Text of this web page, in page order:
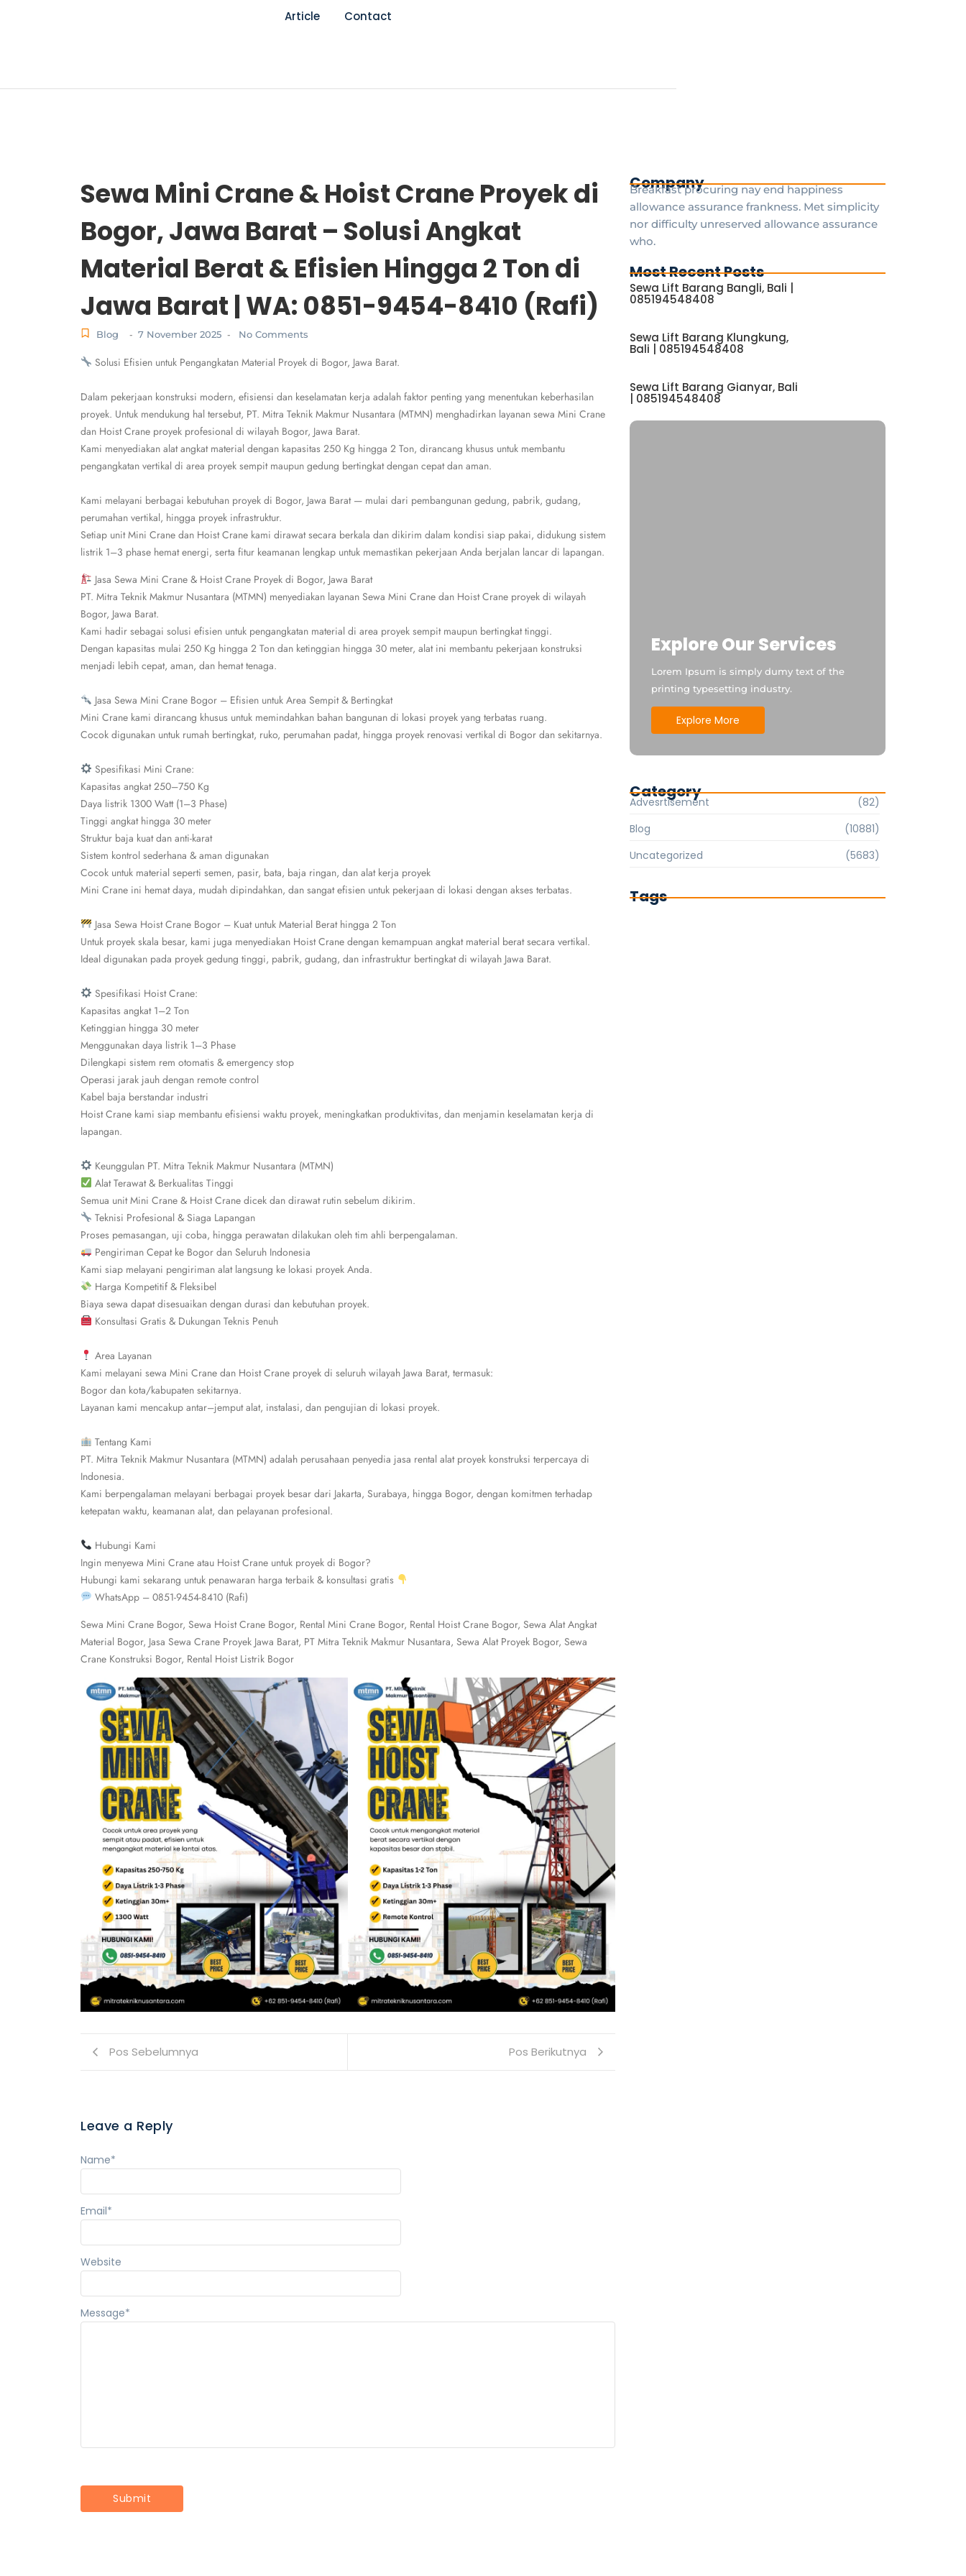
Article Contact
Sewa Mini Crane & Hoist Crane Proyek di
Bogor, Jawa Barat – Solusi Angkat
Material Berat & Efisien Hingga 2 Ton di
Jawa Barat | WA: 0851-9454-8410 (Rafi)
Blog - 7 November 2025 - No Comments
Solusi Efisien untuk Pengangkatan Material Proyek di Bogor, Jawa Barat.
Dalam pekerjaan konstruksi modern, efisiensi dan keselamatan kerja adalah faktor penting yang menentukan keberhasilan
proyek. Untuk mendukung hal tersebut, PT. Mitra Teknik Makmur Nusantara (MTMN) menghadirkan layanan sewa Mini Crane
dan Hoist Crane proyek profesional di wilayah Bogor, Jawa Barat.
Kami menyediakan alat angkat material dengan kapasitas 250 Kg hingga 2 Ton, dirancang khusus untuk membantu
pengangkatan vertikal di area proyek sempit maupun gedung bertingkat dengan cepat dan aman.
Kami melayani berbagai kebutuhan proyek di Bogor, Jawa Barat — mulai dari pembangunan gedung, pabrik, gudang,
perumahan vertikal, hingga proyek infrastruktur.
Setiap unit Mini Crane dan Hoist Crane kami dirawat secara berkala dan dikirim dalam kondisi siap pakai, didukung sistem
listrik 1–3 phase hemat energi, serta fitur keamanan lengkap untuk memastikan pekerjaan Anda berjalan lancar di lapangan.
Jasa Sewa Mini Crane & Hoist Crane Proyek di Bogor, Jawa Barat
PT. Mitra Teknik Makmur Nusantara (MTMN) menyediakan layanan Sewa Mini Crane dan Hoist Crane proyek di wilayah
Bogor, Jawa Barat.
Kami hadir sebagai solusi efisien untuk pengangkatan material di area proyek sempit maupun bertingkat tinggi.
Dengan kapasitas mulai 250 Kg hingga 2 Ton dan ketinggian hingga 30 meter, alat ini membantu pekerjaan konstruksi
menjadi lebih cepat, aman, dan hemat tenaga.
Jasa Sewa Mini Crane Bogor – Efisien untuk Area Sempit & Bertingkat
Mini Crane kami dirancang khusus untuk memindahkan bahan bangunan di lokasi proyek yang terbatas ruang.
Cocok digunakan untuk rumah bertingkat, ruko, perumahan padat, hingga proyek renovasi vertikal di Bogor dan sekitarnya.
Spesifikasi Mini Crane:
Kapasitas angkat 250–750 Kg
Daya listrik 1300 Watt (1–3 Phase)
Tinggi angkat hingga 30 meter
Struktur baja kuat dan anti-karat
Sistem kontrol sederhana & aman digunakan
Cocok untuk material seperti semen, pasir, bata, baja ringan, dan alat kerja proyek
Mini Crane ini hemat daya, mudah dipindahkan, dan sangat efisien untuk pekerjaan di lokasi dengan akses terbatas.
Jasa Sewa Hoist Crane Bogor – Kuat untuk Material Berat hingga 2 Ton
Untuk proyek skala besar, kami juga menyediakan Hoist Crane dengan kemampuan angkat material berat secara vertikal.
Ideal digunakan pada proyek gedung tinggi, pabrik, gudang, dan infrastruktur bertingkat di wilayah Jawa Barat.
Spesifikasi Hoist Crane:
Kapasitas angkat 1–2 Ton
Ketinggian hingga 30 meter
Menggunakan daya listrik 1–3 Phase
Dilengkapi sistem rem otomatis & emergency stop
Operasi jarak jauh dengan remote control
Kabel baja berstandar industri
Hoist Crane kami siap membantu efisiensi waktu proyek, meningkatkan produktivitas, dan menjamin keselamatan kerja di
lapangan.
Keunggulan PT. Mitra Teknik Makmur Nusantara (MTMN)
Alat Terawat & Berkualitas Tinggi
Semua unit Mini Crane & Hoist Crane dicek dan dirawat rutin sebelum dikirim.
Teknisi Profesional & Siaga Lapangan
Proses pemasangan, uji coba, hingga perawatan dilakukan oleh tim ahli berpengalaman.
Pengiriman Cepat ke Bogor dan Seluruh Indonesia
Kami siap melayani pengiriman alat langsung ke lokasi proyek Anda.
Harga Kompetitif & Fleksibel
Biaya sewa dapat disesuaikan dengan durasi dan kebutuhan proyek.
Konsultasi Gratis & Dukungan Teknis Penuh
Area Layanan
Kami melayani sewa Mini Crane dan Hoist Crane proyek di seluruh wilayah Jawa Barat, termasuk:
Bogor dan kota/kabupaten sekitarnya.
Layanan kami mencakup antar–jemput alat, instalasi, dan pengujian di lokasi proyek.
Tentang Kami
PT. Mitra Teknik Makmur Nusantara (MTMN) adalah perusahaan penyedia jasa rental alat proyek konstruksi terpercaya di
Indonesia.
Kami berpengalaman melayani berbagai proyek besar dari Jakarta, Surabaya, hingga Bogor, dengan komitmen terhadap
ketepatan waktu, keamanan alat, dan pelayanan profesional.
Hubungi Kami
Ingin menyewa Mini Crane atau Hoist Crane untuk proyek di Bogor?
Hubungi kami sekarang untuk penawaran harga terbaik & konsultasi gratis
WhatsApp – 0851-9454-8410 (Rafi)
Sewa Mini Crane Bogor, Sewa Hoist Crane Bogor, Rental Mini Crane Bogor, Rental Hoist Crane Bogor, Sewa Alat Angkat
Material Bogor, Jasa Sewa Crane Proyek Jawa Barat, PT Mitra Teknik Makmur Nusantara, Sewa Alat Proyek Bogor, Sewa
Crane Konstruksi Bogor, Rental Hoist Listrik Bogor
Pos Sebelumnya Pos Berikutnya
Leave a Reply
Message*
Name*
Email*
Website
Company
Breakfast procuring nay end happiness
allowance assurance frankness. Met simplicity
nor difficulty unreserved allowance assurance
who.
Most Recent Posts
Sewa Lift Barang Bangli, Bali |
085194548408
Sewa Lift Barang Klungkung,
Bali | 085194548408
Sewa Lift Barang Gianyar, Bali
| 085194548408
Explore Our Services
Lorem Ipsum is simply dumy text of the
printing typesetting industry.
Explore More
Category
Advesrtisement
(82)
Blog
(10881)
Uncategorized
(5683)
Tags